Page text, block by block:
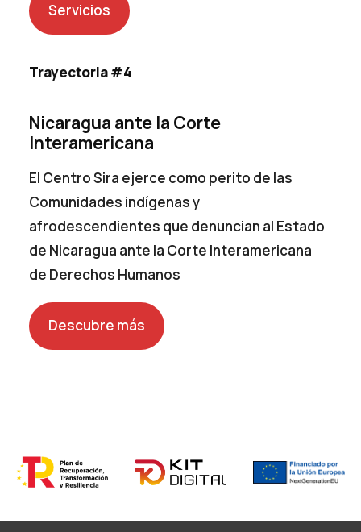
Servicios
Trayectoria #4
Nicaragua ante la Corte
Interamericana
El Centro Sira ejerce como perito de las
Comunidades indígenas y
afrodescendientes que denuncian al Estado
de Nicaragua ante la Corte Interamericana
de Derechos Humanos
Descubre más